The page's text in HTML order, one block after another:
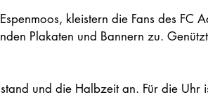
kleistern die Fans des FC
Plakaten und Bannern zu.
und die Halbzeit an. Für die Uhr